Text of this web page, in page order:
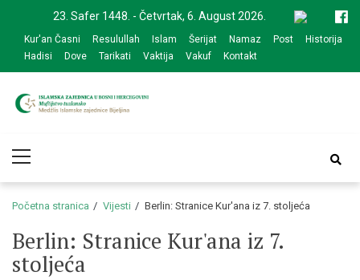
navigation
content
23. Safer 1448. - Četvrtak, 6. August 2026.
Kur'an Časni Resulullah Islam Šerijat Namaz Post
Historija
Hadisi
Dove Tarikati Vaktija Vakuf Kontakt
zajednice Bijeljina
Menu
Početna stranica Vijesti Berlin: Stranice Kur'ana iz 7. stoljeća
Berlin: Stranice Kur'ana iz 7.
stoljeća